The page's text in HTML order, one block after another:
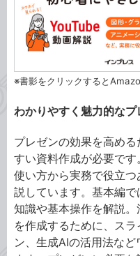
※書影をクリックすると
わかりやすく魅力的なプ
プレゼンの効果を高め
すい資料作成が必要で
使い方から実務で役立
説しています。基本編
知識や基本操作を解説
を作成するために、ス
ン、生成AIの活用法な